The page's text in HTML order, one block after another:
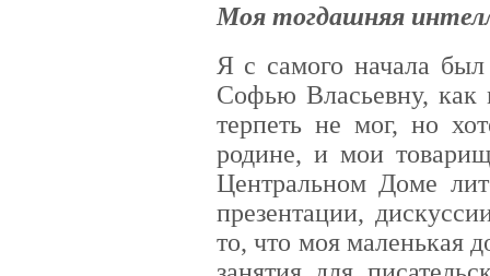
Моя тогдашняя
Я с самого начала
Софью Власьевну, как
терпеть не мог, но
родине, и мои
Центральном Доме
презентации,
то, что моя маленькая